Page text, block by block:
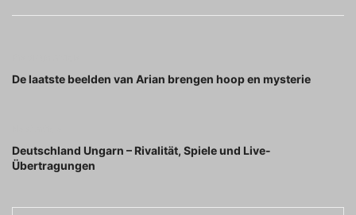
De laatste beelden van Arian brengen hoop en mysterie
Deutschland Ungarn – Rivalität, Spiele und Live-
Übertragungen